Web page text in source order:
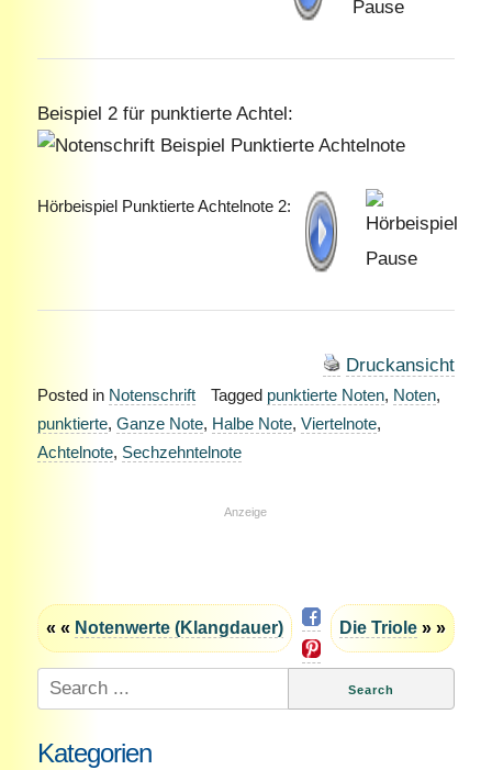
Beispiel 2 für punktierte Achtel:
Hörbeispiel Punktierte Achtelnote 2:
Druckansicht
Posted in Notenschrift Tagged punktierte Noten, Noten,
punktierte, Ganze Note, Halbe Note, Viertelnote,
Achtelnote, Sechzehntelnote
Anzeige
« « Notenwerte (Klangdauer) Die Triole » »
Search
for:
Kategorien